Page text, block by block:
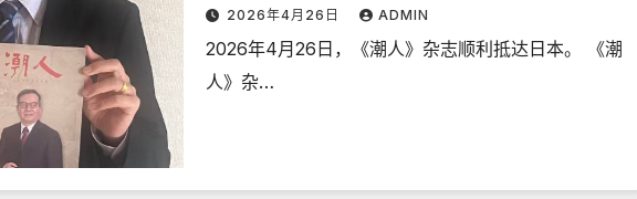
2026年4月26日 ADMIN
2026年4月26日，《潮人》杂志顺利抵达日本。 《潮
人》杂…